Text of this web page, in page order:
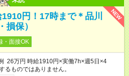
NEW
円！17時まで＊品川
損保）
・面接OK
26万円 時給1910円×実働7h×週5日×4
ものではありません。